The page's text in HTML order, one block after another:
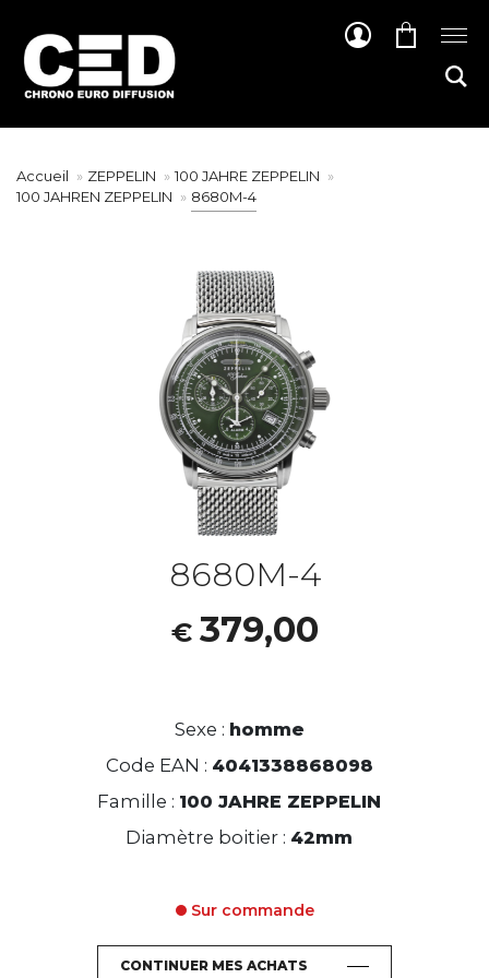
Accueil ZEPPELIN
100 JAHRE ZEPPELIN
100 JAHREN ZEPPELIN
8680M-4
8680M-4
€ 379,00
Sexe : homme
Code EAN : 4041338868098
Famille : 100 JAHRE ZEPPELIN
Diamètre boitier : 42mm
Sur commande
CONTINUER MES ACHATS